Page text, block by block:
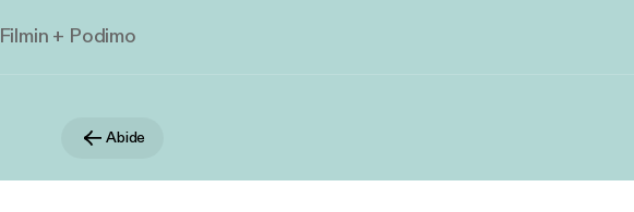
Filmin + Podimo
Abide